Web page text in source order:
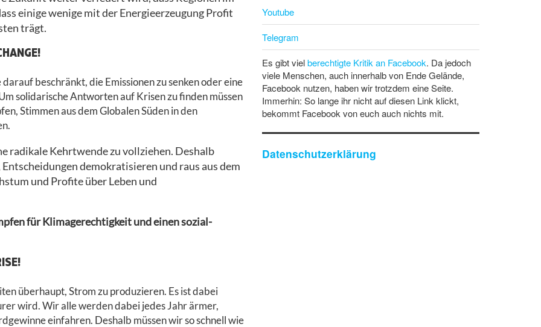
einige wenige mit der Energieerzeugung Profit
trägt.
beschränkt, die Emissionen zu senken oder eine
solidarische Antworten auf Krisen zu finden müssen
Stimmen aus dem Globalen Süden in den
radikale Kehrtwende zu vollziehen. Deshalb
demokratisieren und raus aus dem
und Profite über Leben und
für Klimagerechtigkeit und einen sozial-
überhaupt, Strom zu produzieren. Es ist dabei
wird. Wir alle werden dabei jedes Jahr ärmer,
einfahren. Deshalb müssen wir so schnell wie
Youtube
Telegram
Es gibt vielberechtigte Kritik an Facebook. Da jedoch
viele Menschen, auch innerhalb von Ende Gelände,
Facebook nutzen, haben wir trotzdem eine Seite.
Immerhin: So lange ihr nicht auf diesen Link klickt,
bekommt Facebook von euch auch nichts mit.
Datenschutzerklärung